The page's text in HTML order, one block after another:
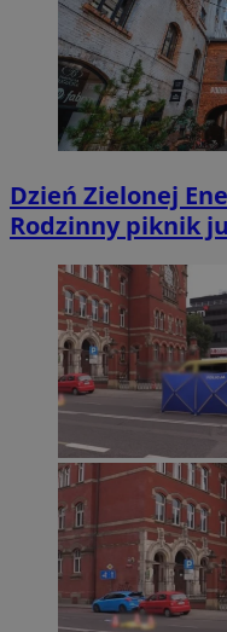
Dzień Zielonej
Rodzinny piknik